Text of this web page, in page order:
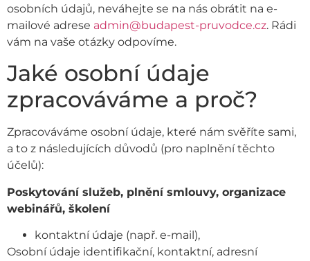
osobních údajů, neváhejte se na nás obrátit na e-
mailové adrese admin@budapest-pruvodce.cz. Rádi
vám na vaše otázky odpovíme.
Jaké osobní údaje
zpracováváme a proč?
Zpracováváme osobní údaje, které nám svěříte sami,
a to z následujících důvodů (pro naplnění těchto
účelů):
Poskytování služeb, plnění smlouvy, organizace
webinářů, školení
kontaktní údaje (např. e-mail),
Osobní údaje identifikační, kontaktní, adresní